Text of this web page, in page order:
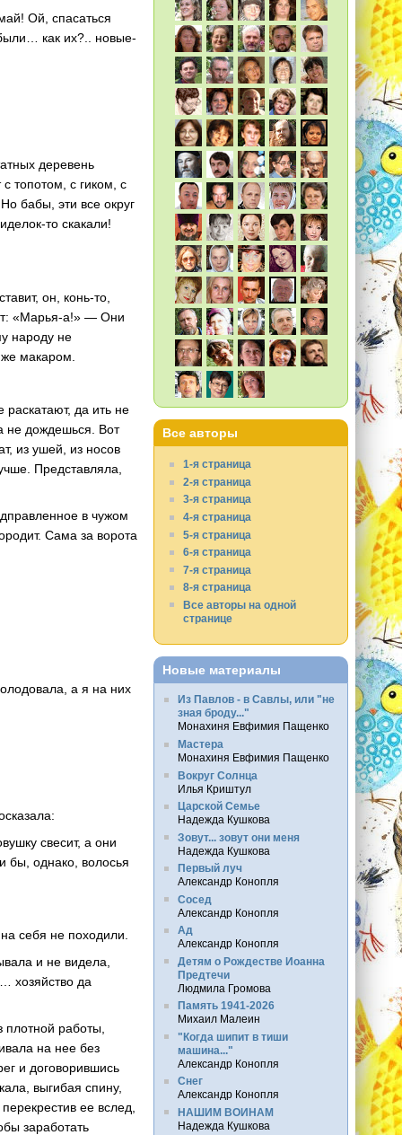
Ой, спасаться
как их?.. новые-
деревень
топотом, с гиком, с
бабы, эти все округ
то скакали!
он, конь-то,
«Марья-а!» — Они
народу не
макаром.
да ить не
не дождешься. Вот
из ушей, из носов
Представляла,
в чужом
Сама за ворота
а я на них
свесит, а они
бы, однако, волосья
себя не походили.
и не видела,
хозяйство да
плотной работы,
на нее без
и договорившись
выгибая спину,
ее вслед,
заработать
Все авторы
1-я страница
2-я страница
3-я страница
4-я страница
5-я страница
6-я страница
7-я страница
8-я страница
Все авторы на одной
странице
Новые материалы
Из Павлов - в Савлы, или "не
зная броду..."
Монахиня Евфимия Пащенко
Мастера
Монахиня Евфимия Пащенко
Вокруг Солнца
Илья Криштул
Царской Семье
Надежда Кушкова
Зовут... зовут они меня
Надежда Кушкова
Первый луч
Александр Конопля
Сосед
Александр Конопля
Ад
Александр Конопля
Детям о Рождестве Иоанна
Предтечи
Людмила Громова
Память 1941-2026
Михаил Малеин
"Когда шипит в тиши
машина..."
Александр Конопля
Снег
Александр Конопля
НАШИМ ВОИНАМ
Надежда Кушкова